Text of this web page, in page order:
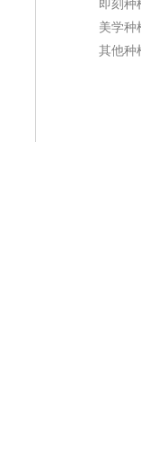
即刻种
美学种
其他种